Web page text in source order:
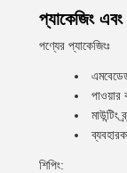
প্যাকেজিং এবং
পণ্যের প্যাকেজিংঃ
পাওয়ার
মাউন্টিং
শিপিং: